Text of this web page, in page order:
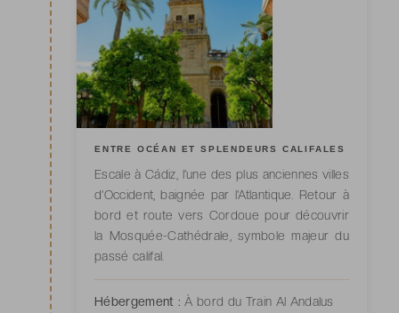
ENTRE OCÉAN ET SPLENDEURS CALIFALES
Escale à Cádiz, l'une des plus anciennes villes
d'Occident, baignée par l'Atlantique. Retour à
bord et route vers Cordoue pour découvrir
la Mosquée-Cathédrale, symbole majeur du
passé califal.
Hébergement : À bord du Train Al Andalus